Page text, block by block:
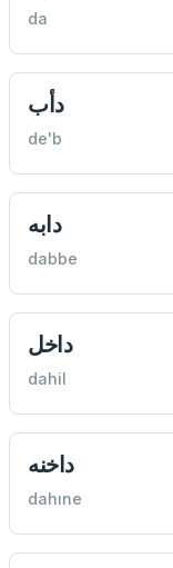
da
دأب
de'b
دابه
dabbe
داخل
dahil
داخنه
dahıne